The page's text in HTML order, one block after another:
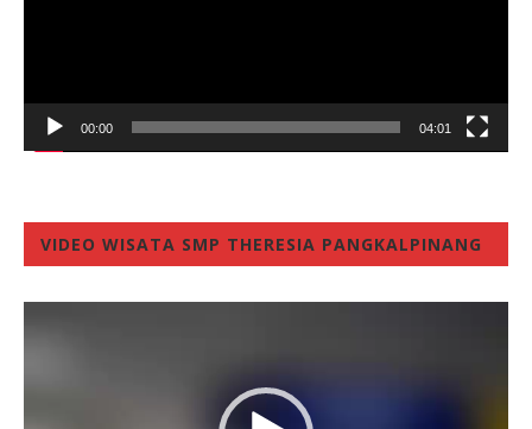
00:00 04:01
VIDEO WISATA SMP THERESIA PANGKALPINANG